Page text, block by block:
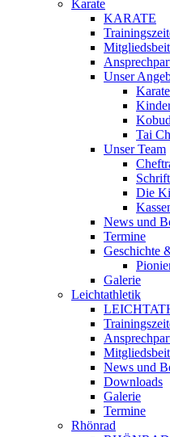
Karate
KARATE
Unser
Tai
Unser Team
Die
News und
Termine
Geschichte
Galerie
Leichtathletik
News und
Downloads
Galerie
Termine
Rhönrad